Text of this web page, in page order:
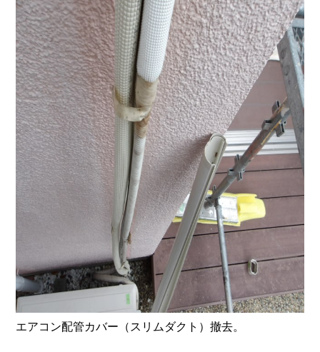
エアコン配管カバー（スリムダクト）撤去。